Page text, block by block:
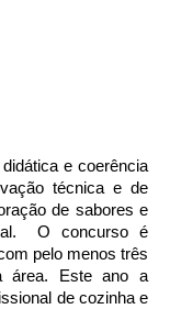
e coerência
técnica e de
de sabores e
O concurso é
pelo menos três
área. Este ano a
de cozinha e